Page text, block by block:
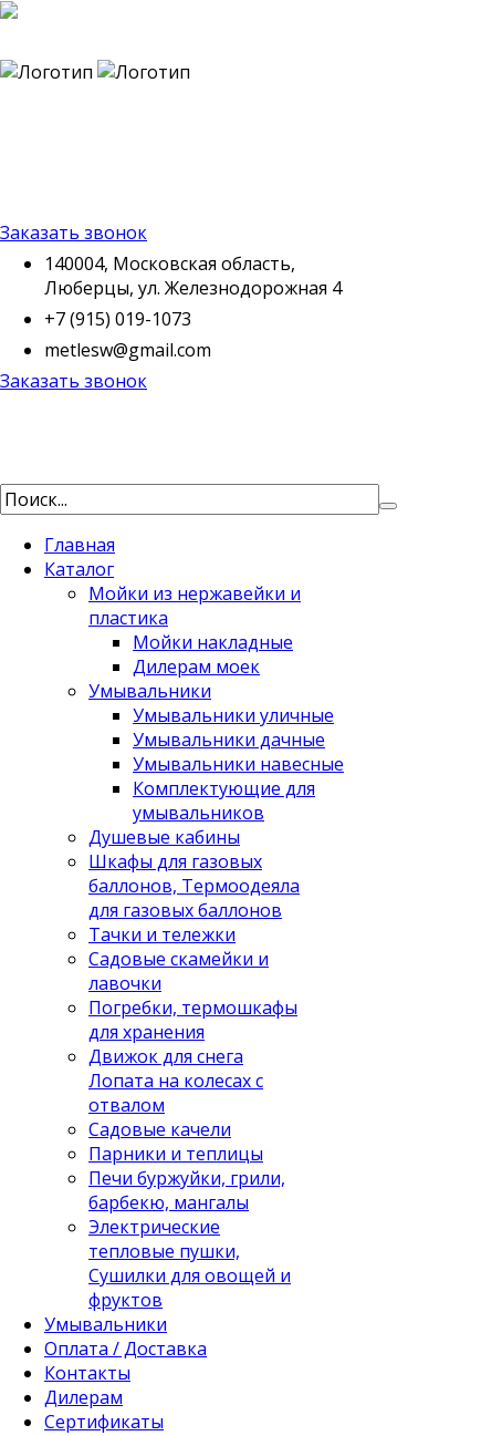
Заказать звонок
140004, Московская область,
Люберцы, ул. Железнодорожная 4
+7 (915) 019-1073
metlesw@gmail.com
Заказать звонок
Главная
Каталог
Мойки из нержавейки и
пластика
Мойки накладные
Дилерам моек
Умывальники
Умывальники уличные
Умывальники дачные
Умывальники навесные
Комплектующие для
умывальников
Душевые кабины
Шкафы для газовых
баллонов, Термоодеяла
для газовых баллонов
Тачки и тележки
Садовые скамейки и
лавочки
Погребки, термошкафы
для хранения
Движок для снега
Лопата на колесах с
отвалом
Садовые качели
Парники и теплицы
Печи буржуйки, грили,
барбекю, мангалы
Электрические
тепловые пушки,
Сушилки для овощей и
фруктов
Умывальники
Оплата / Доставка
Контакты
Дилерам
Сертификаты